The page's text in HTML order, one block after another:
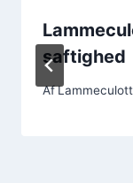
saftighed
Af